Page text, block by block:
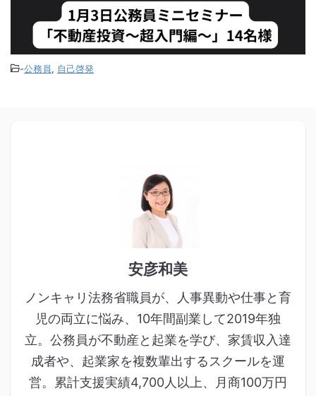
-公務員, 自己啓発
安彦和美
ノンキャリ法務省職員が、人事異動や仕事と育
児の両立に悩み、10年間副業して2019年独
立。公務員が不動産と起業を学び、家賃収入達
成者や、起業家を複数輩出するスクールを運
営。累計支援実績4,700人以上、月商100万円